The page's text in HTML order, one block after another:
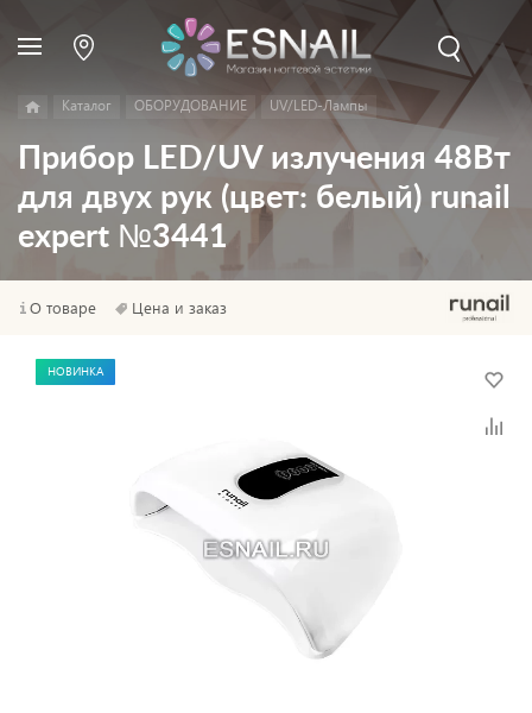
Каталог ОБОРУДОВАНИЕ UV/LED-Лампы
Прибор LED/UV излучения 48Вт
для двух рук (цвет: белый) runail
expert №3441
О товаре Цена и заказ
НОВИНКА